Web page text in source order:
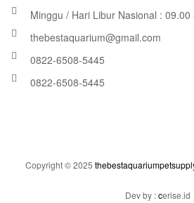
Minggu / Hari Libur Nasional : 09.00
thebestaquarium@gmail.com
0822-6508-5445
0822-6508-5445
Copyright © 2025
Dev by :cerise.id